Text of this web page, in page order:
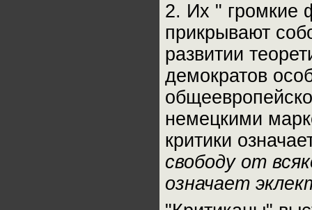
2. Их " громкие
прикрывают
развитии
демократов
немецкими
критики
свободу от
означает